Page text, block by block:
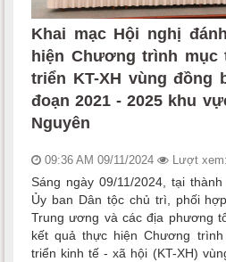
Khai mạc Hội nghị
hiện Chương trình mục
triển KT-XH vùng đồng
đoạn 2021 - 2025 khu
Nguyên
09:36 AM 09/11/2024 Lượt
Sáng ngày 09/11/2024, tại
Ủy ban Dân tộc chủ trì, phối
Trung ương và các địa phương
kết quả thực hiện Chương
triển kinh tế - xã hội (KT-XH)